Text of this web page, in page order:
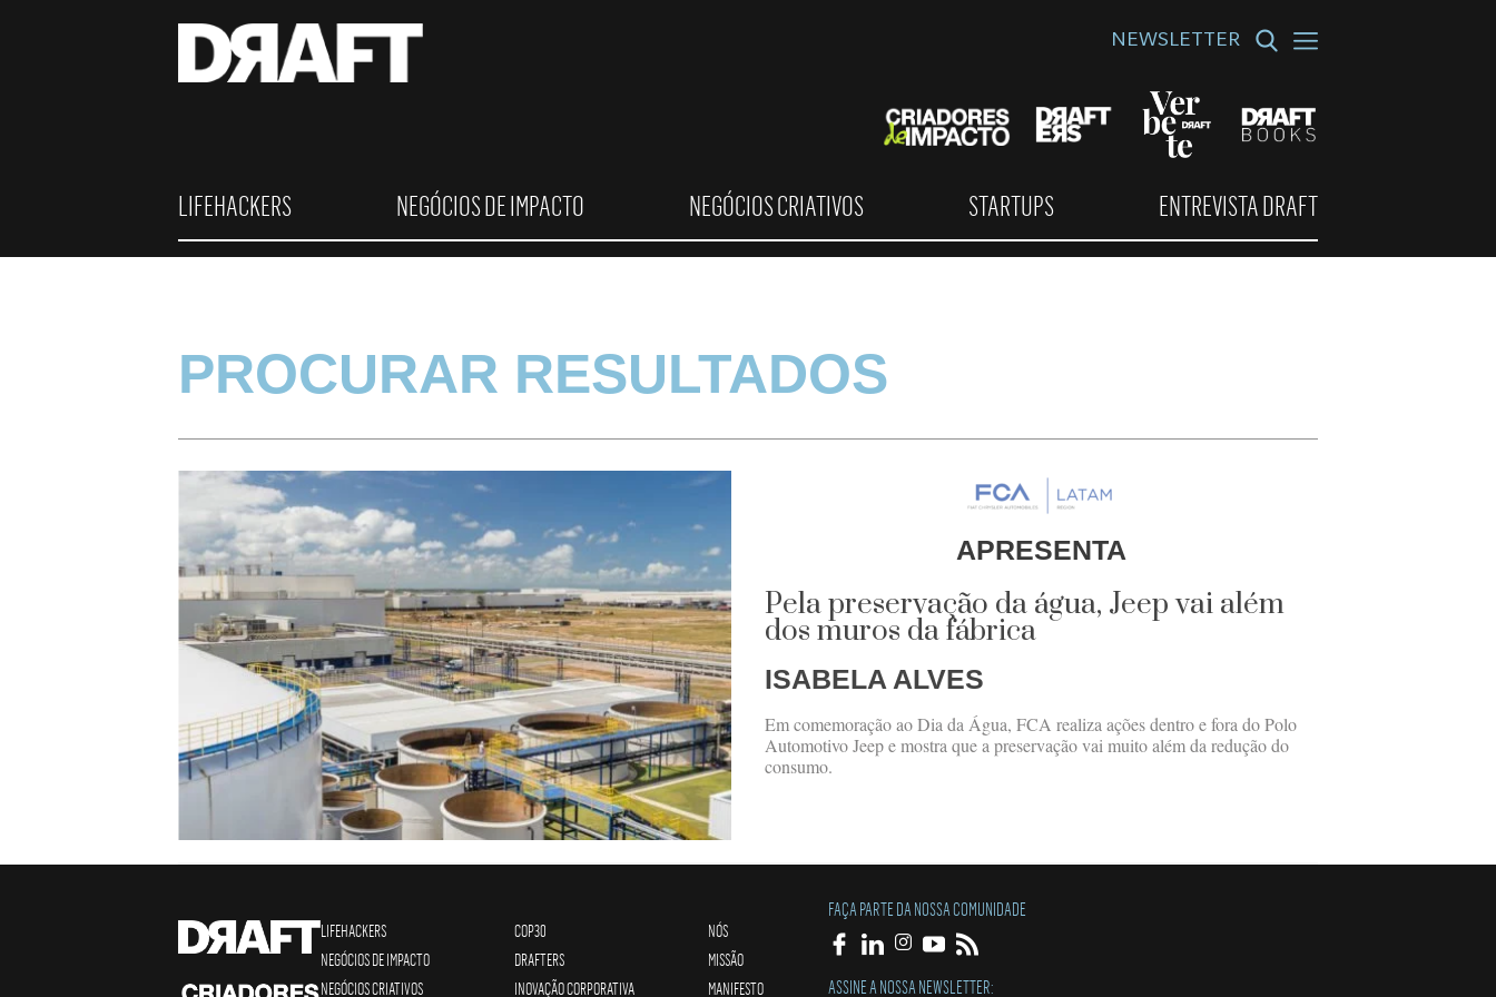
NEWSLETTER
LIFEHACKERS NEGÓCIOS DE IMPACTO NEGÓCIOS CRIATIVOS STARTUPS ENTREVISTA DRAFT
PROCURAR RESULTADOS
APRESENTA
Pela preservação da água, Jeep vai além
dos muros da fábrica
ISABELA ALVES
Em comemoração ao Dia da Água, FCA realiza ações dentro e fora do Polo
Automotivo Jeep e mostra que a preservação vai muito além da redução do
consumo.
LIFEHACKERS
NEGÓCIOS DE IMPACTO
NEGÓCIOS CRIATIVOS
COP30
DRAFTERS
INOVAÇÃO CORPORATIVA
NÓS
MISSÃO
MANIFESTO
FAÇA PARTE DA NOSSA COMUNIDADE
ASSINE A NOSSA NEWSLETTER: